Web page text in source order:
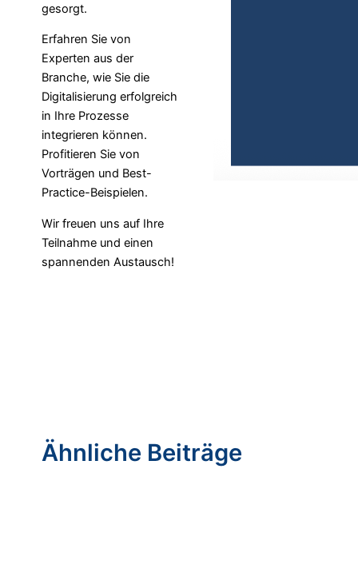
gesorgt.
Erfahren Sie von
Experten aus der
Branche, wie Sie die
Digitalisierung erfolgreich
in Ihre Prozesse
integrieren können.
Profitieren Sie von
Vorträgen und Best-
Practice-Beispielen.
Wir freuen uns auf Ihre
Teilnahme und einen
spannenden Austausch!
Ähnliche Beiträge